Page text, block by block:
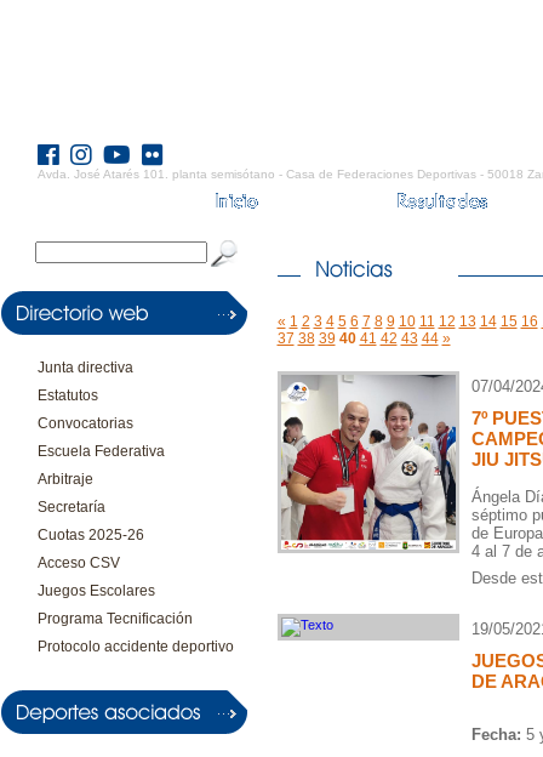
Avda. José Atarés 101. planta semisótano - Casa de Federaciones Deportivas - 50018
Junta directiva
Estatutos
Convocatorias
Escuela Federativa
Arbitraje
Secretaría
Cuotas 2025-26
Acceso CSV
Juegos Escolares
Programa Tecnificación
Protocolo accidente deportivo
« 1 2 3 4 5 6 7 8 9 10 11 12 13 14 15 16
37 38 39 40 41 42 43 44 »
07/04/
7º
JIU
Ángela
séptimo
de
4 al 7 de
Desde
19/05/
DE
Fecha: 5